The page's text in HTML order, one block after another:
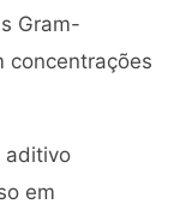
Gram-
concentrações
aditivo
em